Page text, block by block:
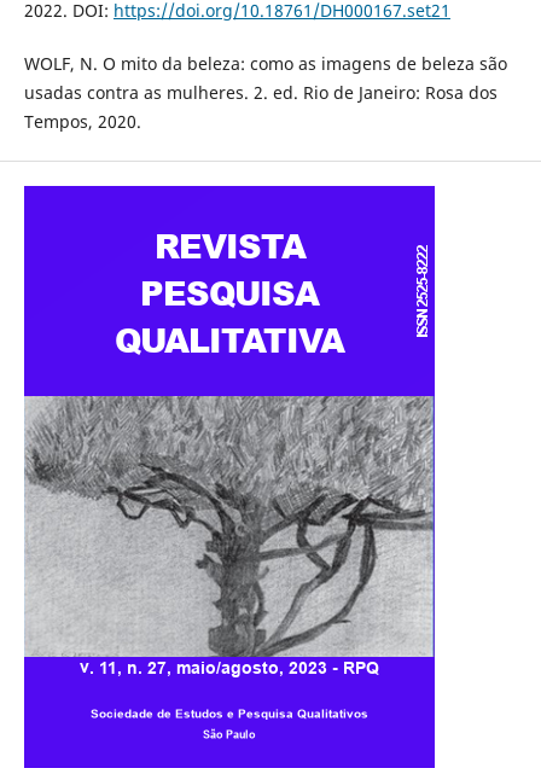
2022. DOI: https://doi.org/10.18761/DH000167.set21
WOLF, N. O mito da beleza: como as imagens de beleza são
usadas contra as mulheres. 2. ed. Rio de Janeiro: Rosa dos
Tempos, 2020.